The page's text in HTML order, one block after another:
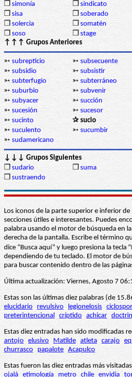
❒ simonía ❒ sindicato
❒ sisa ❒ soberado
❒ solercia ❒ somatén
❒ soso ❒ stage
↑↑↑ Grupos Anteriores
➳ subrepticio ➳ subsecuente
➳ subsidio ➳ subsistir
➳ subterfugio ➳ subterráneo
➳ suburbio ➳ subvenir
➳ subyacer ➳ succión
➳ sucesión ➳ sucesor
➳ sucinto ✰ sucio
➳ suculento ➳ sucumbir
➳ sudamericano
↓↓↓ Grupos Siguientes
❒ sudario ❒ suma
❒ sustraendo
Los iconos de la parte superior e inferior
secciones útiles e interesantes. Puedes
palabra usando el motor de búsqueda en
derecha de la pantalla. Escribe el término
dice “Busca aquí” y luego presiona la
dependiendo de tu teclado. El motor de
para buscar contenido dentro de las
Última actualización: Viernes, Agosto 7
Estas son las últimas diez palabras (de
elucidario
revulsivo legionelosis
preterintencional críptido achicar
Estas diez entradas han sido modificadas
antojo elusivo Matilde atleta carajo
churrasco
papalote Acapulco
Estas fueron las diez entradas más
ojalá etimología metro chile envidia